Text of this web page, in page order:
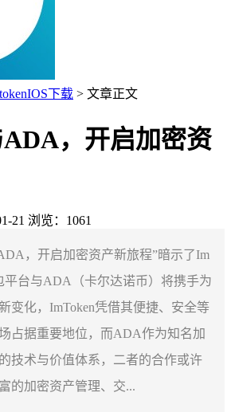
下载 > 文章正文
，开启加密资
21 浏览：1061
，开启加密资产新旅程”暗示了Im
平台与ADA（卡尔达诺币）将携手为
变化，ImToken凭借其便捷、安全等
占据重要地位，而ADA作为知名加
技术与价值体系，二者的合作或许
的加密资产管理、交...